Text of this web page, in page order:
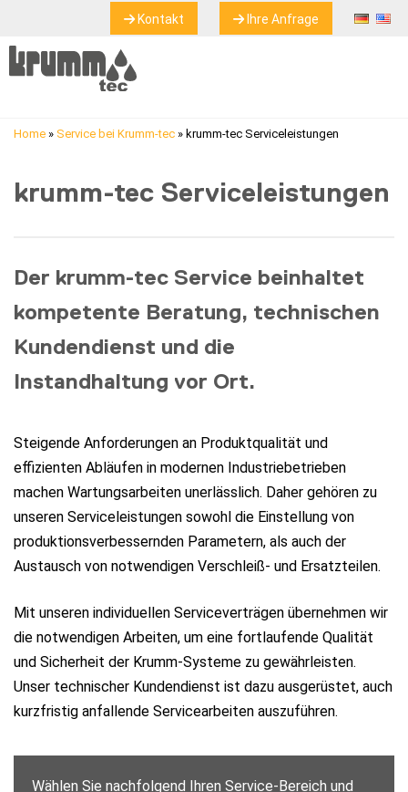
Kontakt Ihre Anfrage
Home » Service bei Krumm-tec » krumm-tec Serviceleistungen
krumm-tec Serviceleistungen
Der krumm-tec Service beinhaltet
kompetente Beratung, technischen
Kundendienst und die
Instandhaltung vor Ort.
Steigende Anforderungen an Produktqualität und
effizienten Abläufen in modernen Industriebetrieben
machen Wartungsarbeiten unerlässlich. Daher gehören zu
unseren Serviceleistungen sowohl die Einstellung von
produktionsverbessernden Parametern, als auch der
Austausch von notwendigen Verschleiß- und Ersatzteilen.
Mit unseren individuellen Serviceverträgen übernehmen wir
die notwendigen Arbeiten, um eine fortlaufende Qualität
und Sicherheit der Krumm-Systeme zu gewährleisten.
Unser technischer Kundendienst ist dazu ausgerüstet, auch
kurzfristig anfallende Servicearbeiten auszuführen.
Wählen Sie nachfolgend Ihren Service-Bereich und